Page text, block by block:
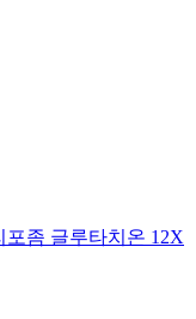
좀 글루타치온 12X